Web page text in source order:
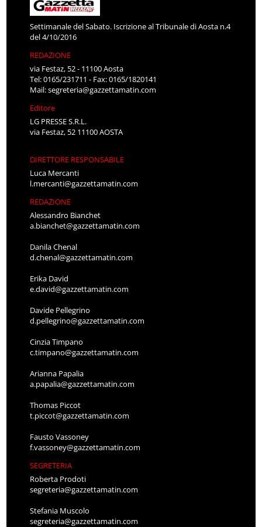
Settimanale del Sabato. Iscrizione al Tribunale di Aosta n.4
del 4/10/2016
REDAZIONE
via Festaz, 52 - 11100 Aosta
Tel: 0165/231711 - Fax: 0165/1820141
Mail:segreteria@gazzettamatin.com
Editore
LG PRESSE S.R.L.
via Festaz, 52 11100 AOSTA
DIRETTORE RESPONSABILE
Luca Mercanti
l.mercanti@gazzettamatin.com
REDAZIONE
Alessandro Bianchet
a.bianchet@gazzettamatin.com
Danila Chenal
d.chenal@gazzettamatin.com
Erika David
e.david@gazzettamatin.com
Davide Pellegrino
d.pellegrino@gazzettamatin.com
Cinzia Timpano
c.timpano@gazzettamatin.com
Arianna Papalia
a.papalia@gazzettamatin.com
Thomas Piccot
t.piccot@gazzettamatin.com
Fausto Vassoney
f.vassoney@gazzettamatin.com
SEGRETERIA
Roberta Prodoti
segreteria@gazzettamatin.com
Stefania Muscolo
segreteria@gazzettamatin.com